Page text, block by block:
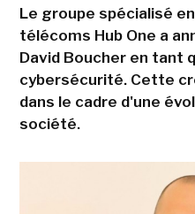
Le groupe spécialisé
télécoms Hub One a
David Boucher en tant
cybersécurité. Cette
dans le cadre d'une
société.